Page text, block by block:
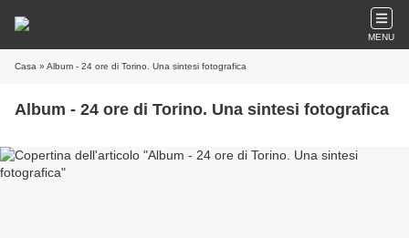
MENU
Casa » Album - 24 ore di Torino. Una sintesi fotografica
Album - 24 ore di Torino. Una sintesi fotografica